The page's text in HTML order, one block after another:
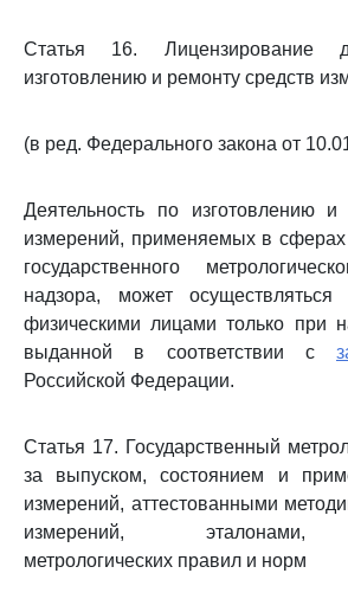
Статья 16. Лицензирование
изготовлению и ремонту средств
(в ред. Федерального закона от
Деятельность по изготовлению и
измерений, применяемых в сферах
государственного
надзора, может
физическими лицами только при
выданной в соответствии с
Российской Федерации.
Статья 17. Государственный
за выпуском, состоянием и
измерений, аттестованными
измерений, эталонами,
метрологических правил и норм